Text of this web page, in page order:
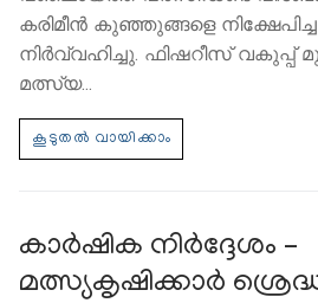
കരിമീന്‍ കുഞ്ഞുങ്ങളെ
നിര്‍വ്വഹിച്ചു. ഫിഷറീസ് വകുപ്പ്
മത്സ്യ…
കാര്‍ഷിക നിര്‍ദ്ദേശം –
മത്സ്യകൃഷിക്കാർ